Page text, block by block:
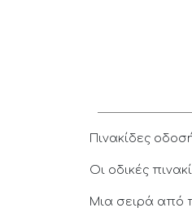
Πινακίδες
Οι οδικές
Μια σειρά από